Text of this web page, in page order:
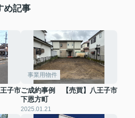
め記事
子市
事業用物件
ご成約事例 【売買】八王子市
下恩方町
2025.01.21